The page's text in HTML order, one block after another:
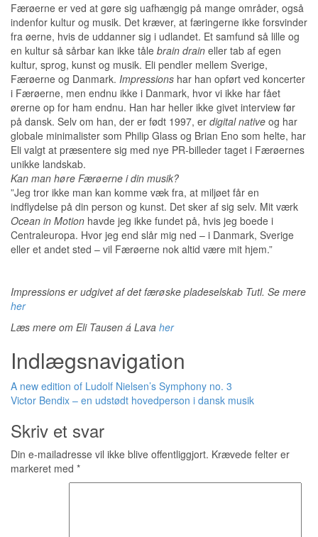
Færøerne er ved at gøre sig uafhængig på mange områder, også
indenfor kultur og musik. Det kræver, at færingerne ikke forsvinder
fra øerne, hvis de uddanner sig i udlandet. Et samfund så lille og
en kultur så sårbar kan ikke tåle brain drain eller tab af egen
kultur, sprog, kunst og musik. Eli pendler mellem Sverige,
Færøerne og Danmark. Impressions har han opført ved koncerter
i Færøerne, men endnu ikke i Danmark, hvor vi ikke har fået
ørerne op for ham endnu. Han har heller ikke givet interview før
på dansk. Selv om han, der er født 1997, er digital native og har
globale minimalister som Philip Glass og Brian Eno som helte, har
Eli valgt at præsentere sig med nye PR-billeder taget i Færøernes
unikke landskab.
Kan man høre Færøerne i din musik?
”Jeg tror ikke man kan komme væk fra, at miljøet får en
indflydelse på din person og kunst. Det sker af sig selv. Mit værk
Ocean in Motion havde jeg ikke fundet på, hvis jeg boede i
Centraleuropa. Hvor jeg end slår mig ned – i Danmark, Sverige
eller et andet sted – vil Færøerne nok altid være mit hjem.”
Impressions er udgivet af det færøske pladeselskab Tutl. Se mere
her
Læs mere om Eli Tausen á Lava her
Indlægsnavigation
A new edition of Ludolf Nielsen’s Symphony no. 3
Victor Bendix – en udstødt hovedperson i dansk musik
Skriv et svar
Din e-mailadresse vil ikke blive offentliggjort. Krævede felter er
markeret med *